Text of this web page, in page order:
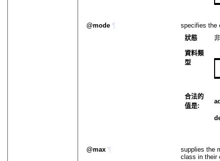
mode ¶
specifies the
狀態
資料類
型
合法的
值是:
max ¶
supplies the
class in their